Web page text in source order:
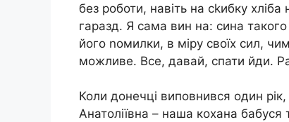
без роботи, навіть на сkибку
гаразд. Я сама вин на: сина
його nомилки, в міру своїх сил,
можливе. Все, давай, спати йди.
Коли донечці виповнився один
Анатоліївна – наша кохана